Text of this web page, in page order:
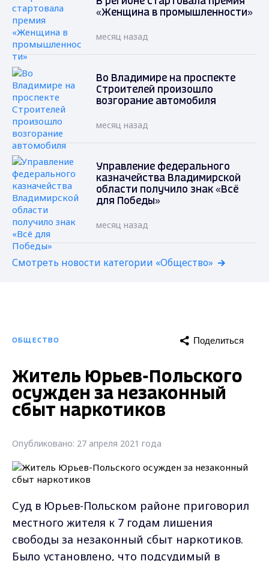
«Женщина в промышленности»
месяц назад
Во Владимире на проспекте
Строителей произошло
возгорание автомобиля
месяц назад
Управление федерального
казначейства Владимирской
области получило знак «Всё
для Победы»
месяц назад
Смотреть новости категории «Общество»
ОБЩЕСТВО Поделиться
Житель Юрьев-Польского
осужден за незаконный
сбыт наркотиков
Опубликовано: 27 апреля 2021 года
Суд в Юрьев-Польском районе приговорил
местного жителя к 7 годам лишения
свободы за незаконный сбыт наркотиков.
Было установлено, что подсудимый в